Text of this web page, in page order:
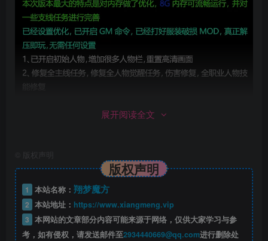
展开阅读全文
版权声明
版权声明
1 本站名称： 翔梦魔方
2 本站地址： https://www.xiangmeng.vip
3 本网站的文章部分内容可能来源于网络，仅供大家学习与参
考，如有侵权，请发送邮件至2934440669@qq.com进行删除处